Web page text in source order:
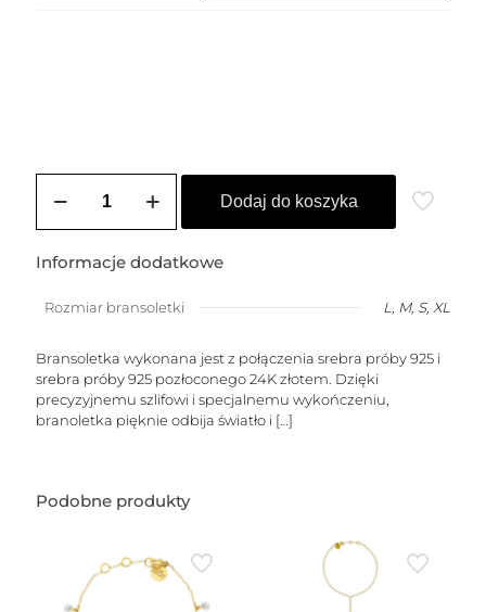
Bransoletka
Dodaj do koszyka
Informacje dodatkowe
Rozmiar bransoletki L, M, S, XL
Bransoletka wykonana jest z połączenia srebra próby 925 i
srebra próby 925 pozłoconego 24K złotem. Dzięki
precyzyjnemu szlifowi i specjalnemu wykończeniu,
branoletka pięknie odbija światło i […]
Podobne produkty